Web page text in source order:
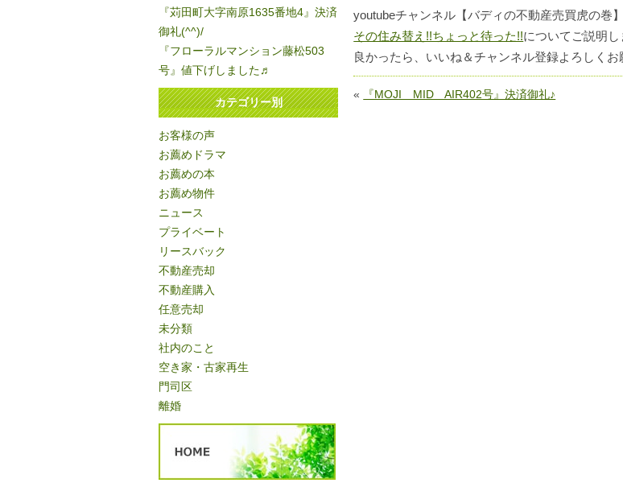
youtubeチャンネル【バディの不動産売買虎の巻
その住み替え!!ちょっと待った!!についてご説明し
良かったら、いいね＆チャンネル登録よろしく
« 『MOJI MID AIR402号』決済御礼♪
『苅田町大字南原1635番地4』決済
御礼(^^)/
『フローラルマンション藤松503
号』値下げしました♬
カテゴリー別
お客様の声
お薦めドラマ
お薦めの本
お薦め物件
ニュース
プライベート
リースバック
不動産売却
不動産購入
任意売却
未分類
社内のこと
空き家・古家再生
門司区
離婚